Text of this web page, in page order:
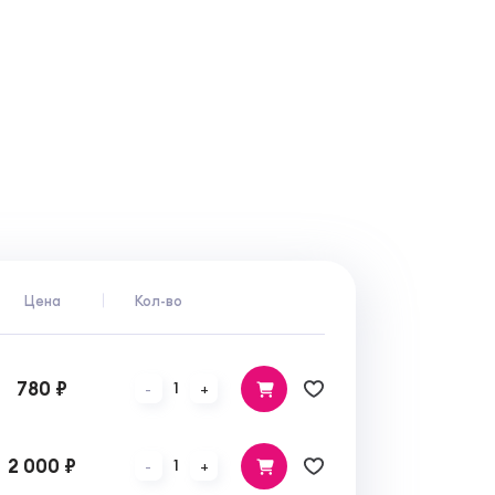
Цена Кол-во
780 ₽ - 1 +
2 000 ₽ - 1 +